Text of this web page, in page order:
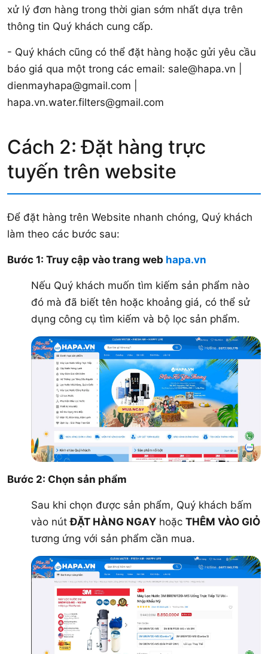
xử lý đơn hàng trong thời gian sớm nhất dựa trên
thông tin Quý khách cung cấp.
- Quý khách cũng có thể đặt hàng hoặc gửi yêu cầu
báo giá qua một trong các email: sale@hapa.vn |
dienmayhapa@gmail.com |
hapa.vn.water.filters@gmail.com
Cách 2: Đặt hàng trực
tuyến trên website
Để đặt hàng trên Website nhanh chóng, Quý khách
làm theo các bước sau:
Bước 1: Truy cập vào trang web hapa.vn
Nếu Quý khách muốn tìm kiếm sản phẩm nào
đó mà đã biết tên hoặc khoảng giá, có thể sử
dụng công cụ tìm kiếm và bộ lọc sản phẩm.
Bước 2: Chọn sản phẩm
Sau khi chọn được sản phẩm, Quý khách bấm
vào nútĐẶT HÀNG NGAY hoặc THÊM VÀO GIỎ
tương ứng với sản phẩm cần mua.